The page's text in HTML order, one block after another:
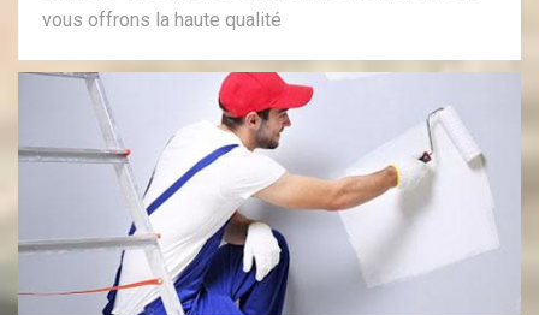
vous offrons la haute qualité